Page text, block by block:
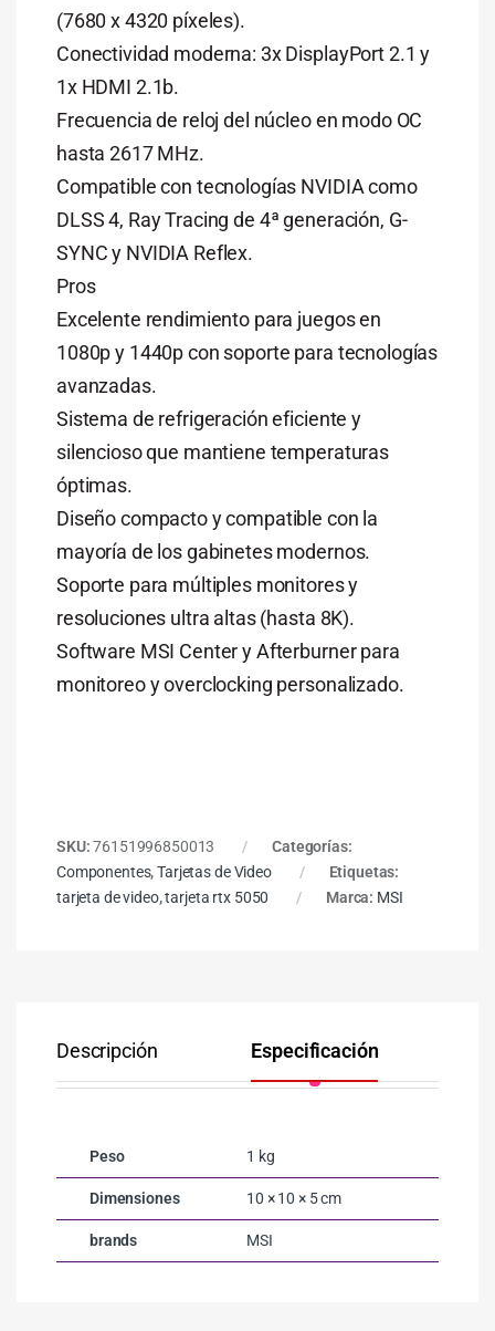
(7680 x 4320 píxeles).
Conectividad moderna: 3x DisplayPort 2.1 y
1x HDMI 2.1b.
Frecuencia de reloj del núcleo en modo OC
hasta 2617 MHz.
Compatible con tecnologías NVIDIA como
DLSS 4, Ray Tracing de 4ª generación, G-
SYNC y NVIDIA Reflex.
Pros
Excelente rendimiento para juegos en
1080p y 1440p con soporte para tecnologías
avanzadas.
Sistema de refrigeración eficiente y
silencioso que mantiene temperaturas
óptimas.
Diseño compacto y compatible con la
mayoría de los gabinetes modernos.
Soporte para múltiples monitores y
resoluciones ultra altas (hasta 8K).
Software MSI Center y Afterburner para
monitoreo y overclocking personalizado.
SKU:76151996850013
Categorías:
Componentes,Tarjetas de Video
Etiquetas:
tarjeta de video,tarjeta rtx 5050 Marca: MSI
Descripción Especificación
Peso 1 kg
Dimensiones 10 × 10 × 5 cm
brands MSI